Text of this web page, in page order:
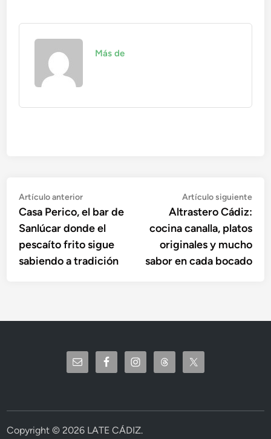
Más de
Navegación
de
entradas
Artículo anteriorArtículo
anterior:
Casa Perico, el bar de
Sanlúcar donde el
pescaíto frito sigue
sabiendo a tradición
Artículo siguiente
Altrastero Cádiz:
cocina canalla, platos
originales y mucho
sabor en cada bocado
Copyright © 2026 LATE CÁDIZ.